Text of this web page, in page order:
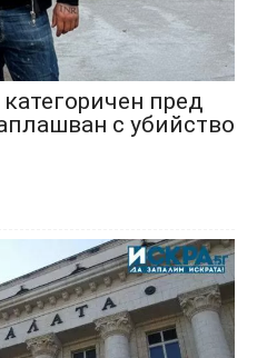
пред
с убийство